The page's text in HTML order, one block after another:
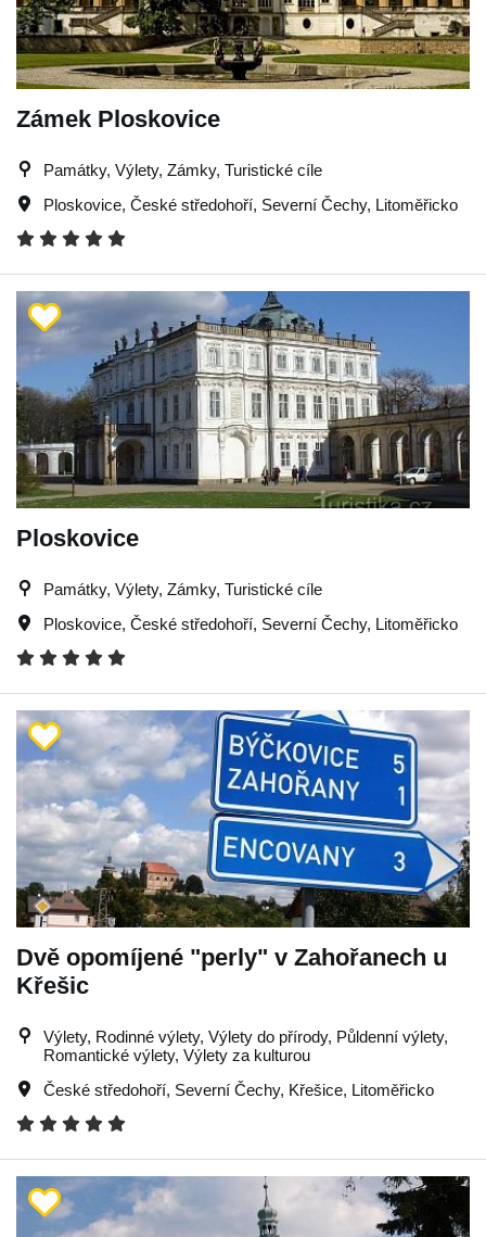
Zámek Ploskovice
Památky, Výlety, Zámky, Turistické cíle
Ploskovice, České středohoří, Severní Čechy, Litoměřicko
Ploskovice
Památky, Výlety, Zámky, Turistické cíle
Ploskovice, České středohoří, Severní Čechy, Litoměřicko
Dvě opomíjené "perly" v Zahořanech u
Křešic
Výlety, Rodinné výlety, Výlety do přírody, Půldenní výlety,
Romantické výlety, Výlety za kulturou
České středohoří, Severní Čechy, Křešice, Litoměřicko